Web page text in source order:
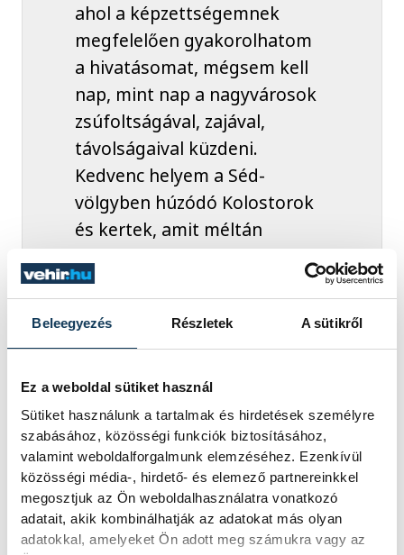
Beleegyezés Részletek A sütikről
Ez a weboldal sütiket használ
Sütiket használunk a tartalmak és hirdetések személyre
szabásához, közösségi funkciók biztosításához,
valamint weboldalforgalmunk elemzéséhez. Ezenkívül
közösségi média-, hirdető- és elemező partnereinkkel
megosztjuk az Ön weboldalhasználatra vonatkozó
adatait, akik kombinálhatják az adatokat más olyan
adatokkal, amelyeket Ön adott meg számukra vagy az
ahol a képzettségemnek
megfelelően gyakorolhatom
a hivatásomat, mégsem kell
nap, mint nap a nagyvárosok
zsúfoltságával, zajával,
távolságaival küzdeni.
Kedvenc helyem a Séd-
völgyben húzódó Kolostorok
és kertek, amit méltán
emlegetnek az ország
legszebb sétaútjaként.
meríteni, inspirálódni, vagy
közélet Gabrieli Piroska